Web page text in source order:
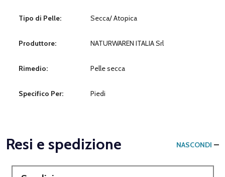
Tipo di Pelle: Secca/ Atopica
Produttore: NATURWAREN ITALIA Srl
Rimedio: Pelle secca
Specifico Per: Piedi
Resi e spedizione NASCONDI